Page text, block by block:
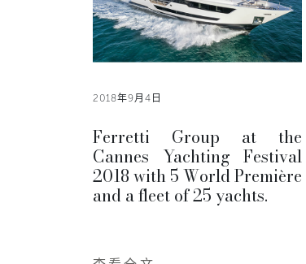
2018年9月4日
Ferretti Group at the
Cannes Yachting Festival
2018 with 5 World Première
and a fleet of 25 yachts.